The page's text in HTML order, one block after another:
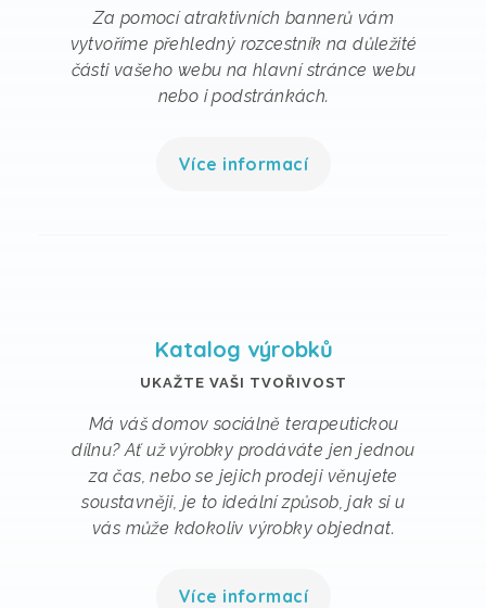
Za pomocí atraktivních bannerů vám
vytvoříme přehledný rozcestník na důležité
části vašeho webu na hlavní stránce webu
nebo i podstránkách.
Více informací
Katalog výrobků
UKAŽTE VAŠI TVOŘIVOST
Má váš domov sociálně terapeutickou
dílnu? Ať už výrobky prodáváte jen jednou
za čas, nebo se jejich prodeji věnujete
soustavněji, je to ideální způsob, jak si u
vás může kdokoliv výrobky objednat.
Více informací